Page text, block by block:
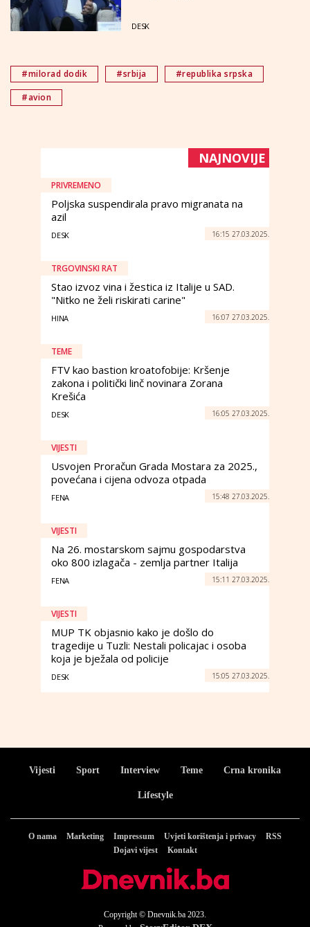
DESK
#milorad dodik #srbija
#republika srpska
#avion
NAJNOVIJE
PRIVREMENO
Poljska suspendirala pravo migranata na
azil
DESK 16:15 27.03.2025.
TRGOVINSKI RAT
Stao izvoz vina i žestica iz Italije u SAD.
"Nitko ne želi riskirati carine"
HINA 16:07 27.03.2025.
TEME
FTV kao bastion kroatofobije: Kršenje
zakona i politički linč novinara Zorana
Krešića
DESK 16:05 27.03.2025.
VIJESTI
Usvojen Proračun Grada Mostara za 2025.,
povećana i cijena odvoza otpada
FENA 15:48 27.03.2025.
VIJESTI
Na 26. mostarskom sajmu gospodarstva
oko 800 izlagača - zemlja partner Italija
FENA 15:11 27.03.2025.
VIJESTI
MUP TK objasnio kako je došlo do
tragedije u Tuzli: Nestali policajac i osoba
koja je bježala od policije
DESK 15:05 27.03.2025.
Vijesti Sport Interview Teme Crna kronika
Lifestyle
O nama Marketing Impressum Uvjeti korištenja i privacy
RSS
Dojavi vijest
Kontakt
Copyright © Dnevnik.ba 2023.